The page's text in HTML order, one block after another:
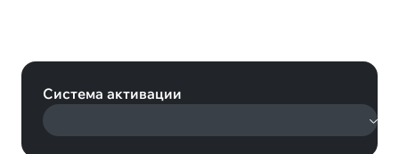
Система активации